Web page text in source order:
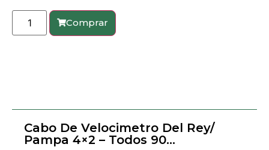
Comprar
Cabo De Velocimetro Del Rey/
Pampa 4×2 – Todos 90…